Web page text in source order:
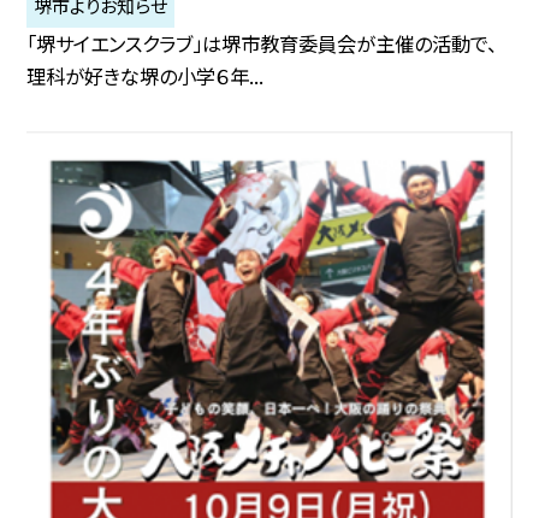
「堺サイエンスクラブ」は堺市教育委員会が主催の活動で、
理科が好きな堺の小学６年...